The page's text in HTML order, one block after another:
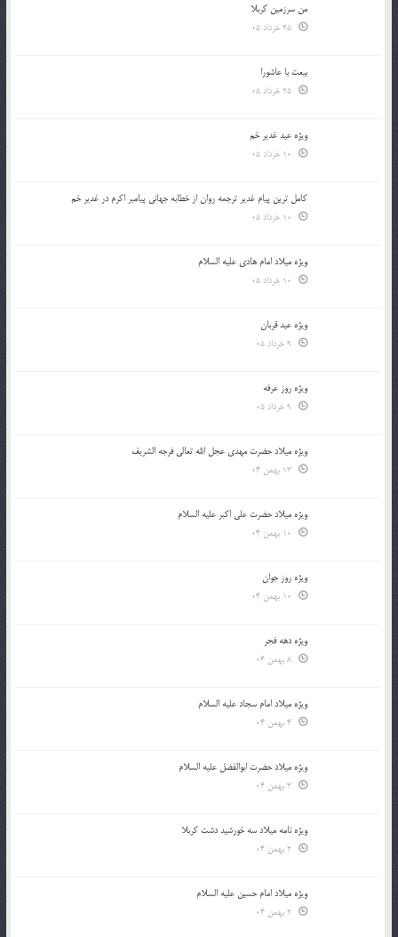
من سرزمین کربلا
بیعت با عاشورا
ویژه عید غدیر خم
کامل ترین پیام غدیر ترجمه روان از خطابه جهانی پیامبر اکرم در غدیر خم
ویژه میلاد امام هادی علیه السلام
ویژه عید قربان
ویژه روز عرفه
ویژه میلاد حضرت مهدی عجل الله تعالی فرجه الشريف
ویژه میلاد حضرت علی اکبر علیه السلام
ویژه روز جوان
ویژه دهه فجر
ویژه میلاد امام سجاد علیه السلام
ویژه میلاد حضرت ابوالفضل علیه السلام
ویژه نامه میلاد سه خورشید دشت کربلا
ویژه میلاد امام حسین علیه السلام